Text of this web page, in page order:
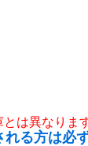
は異なります
る方は必